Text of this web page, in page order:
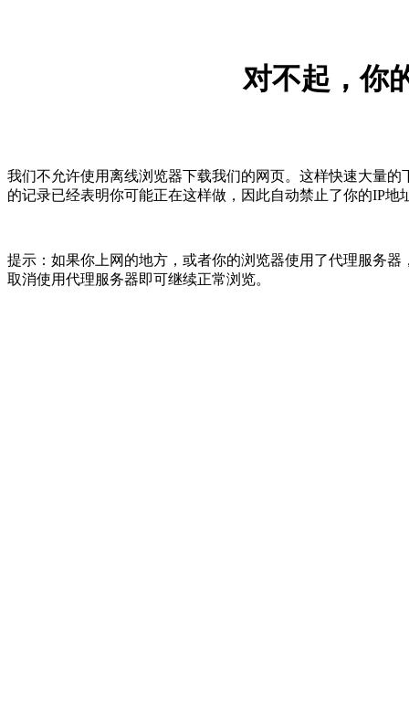
对不起，你
我们不允许使用离线浏览器下载我们的网页。这样快速大量
的记录已经表明你可能正在这样做，因此自动禁止了你的IP
提示：如果你上网的地方，或者你的浏览器使用了代理服务
取消使用代理服务器即可继续正常浏览。